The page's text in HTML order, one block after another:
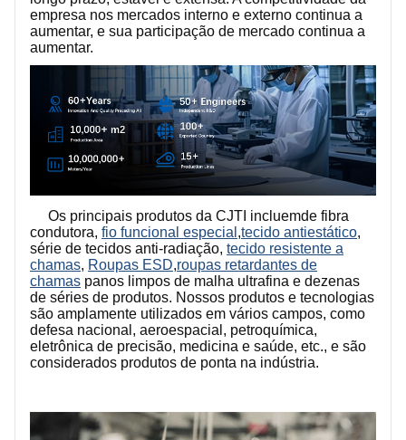
empresa nos mercados interno e externo continua a
aumentar, e sua participação de mercado continua a
aumentar.
Os principais produtos da CJTI incluemde fibra
condutora, fio funcional especial ,tecido antiestático,
série de tecidos anti-radiação, tecido resistente a
chamas, Roupas ESD,roupas retardantes de
chamas panos limpos de malha ultrafina e dezenas
de séries de produtos. Nossos produtos e tecnologias
são amplamente utilizados em vários campos, como
defesa nacional, aeroespacial, petroquímica,
eletrônica de precisão, medicina e saúde, etc., e são
considerados produtos de ponta na indústria.